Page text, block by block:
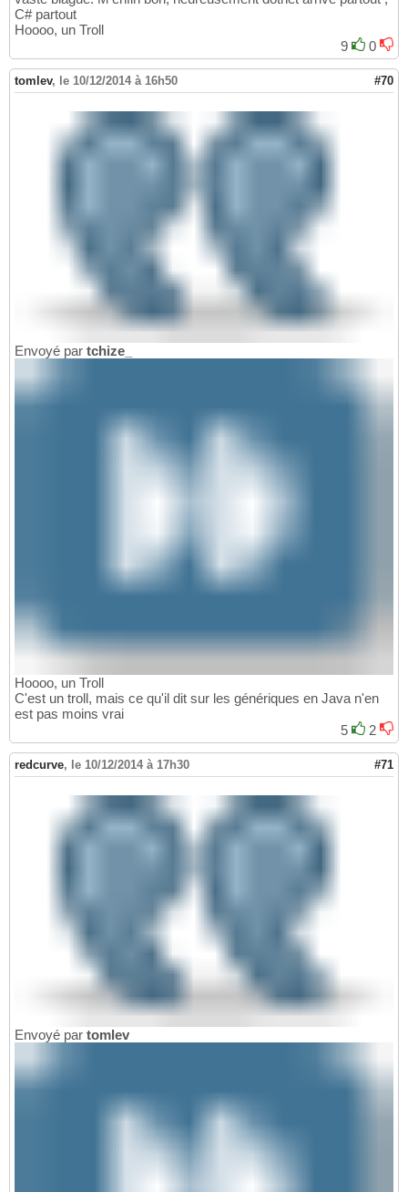
C# partout
Hoooo, un Troll
9
0
tomlev, le 10/12/2014 à 16h50 #70
Envoyé par tchize_
Hoooo, un Troll
C'est un troll, mais ce qu'il dit sur les génériques en Java n'en
est pas moins vrai
5
2
redcurve, le 10/12/2014 à 17h30 #71
Envoyé par tomlev